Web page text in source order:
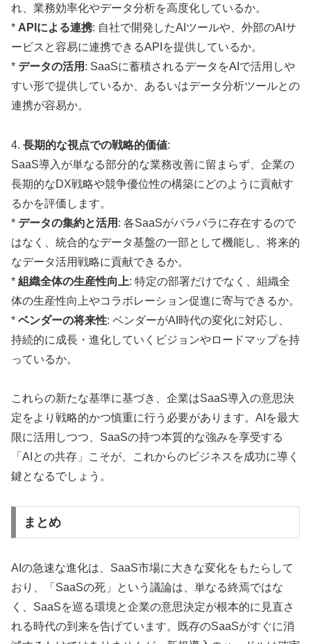
れ、業務効率化やデータ分析を高度化しているか。
* APIによる連携: 自社で開発したAIツールや、外部のAIサ
ービスと容易に連携できるAPIを提供しているか。
* データの活用 : SaaSに蓄積されるデータをAIで活用しや
すい形で提供しているか、あるいはデータ分析ツールとの
連携が容易か。
4. 長期的な視点での戦略的価値:
SaaS導入が単なる部分的な業務改善に留まらず、企業の
長期的なDX戦略や競争優位性の構築にどのように貢献す
るかを評価します。
* データの集約と活用 : 各SaaSがバラバラに存在するので
はなく、統合的なデータ基盤の一部として機能し、将来的
なデータ活用戦略に貢献できるか。
* 組織全体の生産性向上: 特定の部署だけでなく、組織全
体の生産性向上やコラボレーション促進に寄与できるか。
* ベンダーの将来性: ベンダーがAI時代の変化に対応し、
持続的に成長・進化していくビジョンやロードマップを持
っているか。
これらの新たな基準に基づき、企業はSaaS導入の意思決
定をより戦略的かつ慎重に行う必要があります。AIを最大
限に活用しつつ、SaaSの持つ本質的な強みを享受する
「AIとの共存」こそが、これからのビジネスを成功に導く
鍵となるでしょう。
まとめ
AIの急速な進化は、SaaS市場に大きな変化をもたらして
おり、「SaaSの死」という議論は、単なる終焉ではな
く、SaaSを巡る環境と企業の意思決定が根本的に見直さ
れる時代の到来を告げています。既存のSaaSがすぐに消